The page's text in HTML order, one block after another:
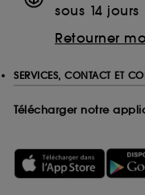
sous 14 jours
Retourner
SERVICES, CONTACT ET
Télécharger notre